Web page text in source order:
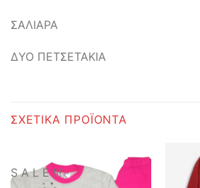
ΣΑΛΙΑΡΑ
ΔΥΟ ΠΕΤΣΕΤΑΚΙΑ
ΣΧΕΤΙΚΆ ΠΡΟΪΌΝΤΑ
S A L E !!!